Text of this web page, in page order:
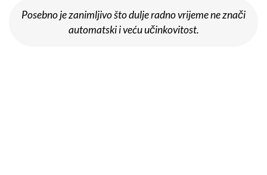
Posebno je zanimljivo što dulje radno vrijeme ne znači
automatski i veću učinkovitost.